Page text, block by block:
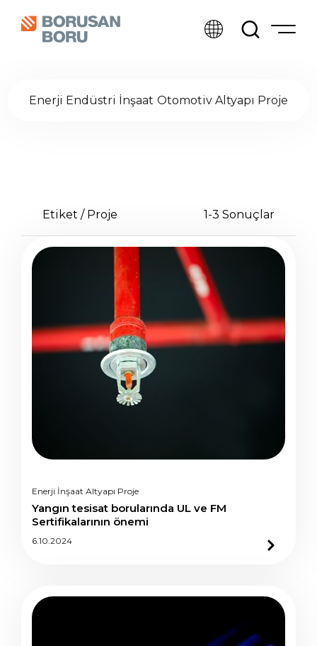
Enerji Endüstri İnşaat Otomotiv Altyapı Proje
Etiket / Proje 1-3 Sonuçlar
Enerji İnşaat Altyapı Proje
Yangın tesisat borularında UL ve FM
Sertifikalarının önemi
6.10.2024